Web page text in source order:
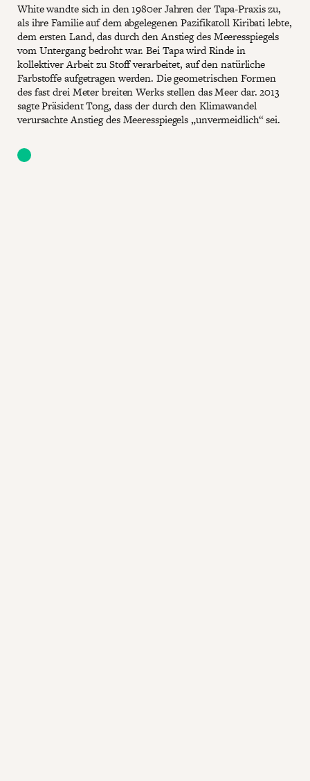
White wandte sich in den 1980er Jahren der Tapa-Praxis zu,
als ihre Familie auf dem abgelegenen Pazifikatoll Kiribati lebte,
dem ersten Land, das durch den Anstieg des Meeresspiegels
vom Untergang bedroht war. Bei Tapa wird Rinde in
kollektiver Arbeit zu Stoff verarbeitet, auf den natürliche
Farbstoffe aufgetragen werden. Die geometrischen Formen
des fast drei Meter breiten Werks stellen das Meer dar. 2013
sagte Präsident Tong, dass der durch den Klimawandel
verursachte Anstieg des Meeresspiegels „unvermeidlich“ sei.